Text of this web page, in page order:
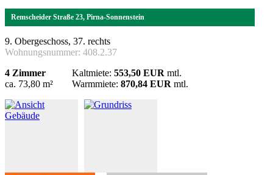
Remscheider Straße 23, Pirna-Sonnenstein
9. Obergeschoss, 37. rechts
Wohnungsnummer: 408.2.37
4 Zimmer
ca. 73,80 m²
Kaltmiete: 553,50 EUR mtl.
Warmmiete: 870,84 EUR mtl.